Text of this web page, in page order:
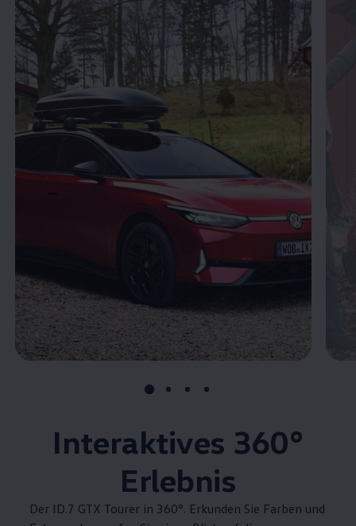
Interaktives 360°
Erlebnis
Der ID.7 GTX Tourer in 360°. Erkunden Sie Farben und